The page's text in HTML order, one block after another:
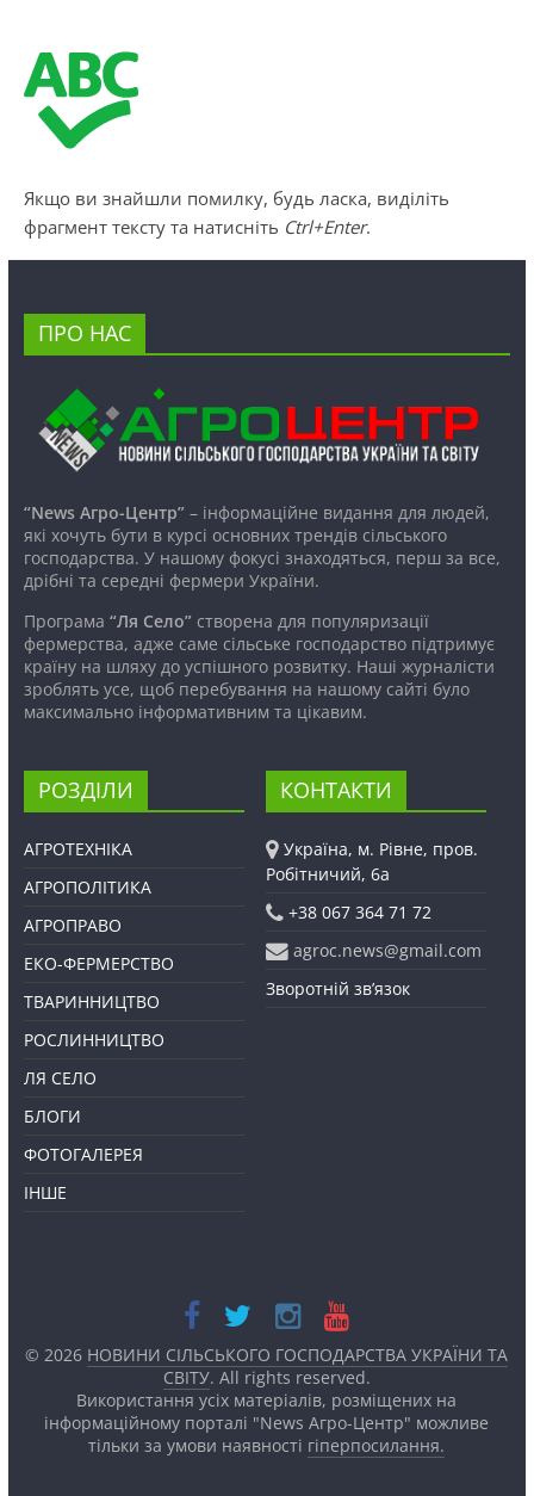
Якщо ви знайшли помилку, будь ласка, виділіть
фрагмент тексту та натисніть Ctrl+Enter.
ПРО НАС
“News Агро-Центр”– інформаційне видання для людей,
які хочуть бути в курсі основних трендів сільського
господарства. У нашому фокусі знаходяться, перш за все,
дрібні та середні фермери України.
Програма “Ля Село”створена для популяризації
фермерства, адже саме сільське господарство підтримує
країну на шляху до успішного розвитку. Наші журналісти
зроблять усе, щоб перебування на нашому сайті було
максимально інформативним та цікавим.
РОЗДІЛИ
АГРОТЕХНІКА
АГРОПОЛІТИКА
АГРОПРАВО
ЕКО-ФЕРМЕРСТВО
ТВАРИННИЦТВО
РОСЛИННИЦТВО
ЛЯ СЕЛО
БЛОГИ
ФОТОГАЛЕРЕЯ
ІНШЕ
КОНТАКТИ
Україна, м. Рівне, пров.
Робітничий, 6а
+38 067 364 71 72
agroc.news@gmail.com
Зворотній зв’язок
© 2026 НОВИНИ СІЛЬСЬКОГО ГОСПОДАРСТВА УКРАЇНИ ТА
СВІТУ. All rights reserved.
Використання усіх матеріалів, розміщених на
інформаційному порталі "News Агро-Центр" можливе
тільки за умови наявності гіперпосилання.